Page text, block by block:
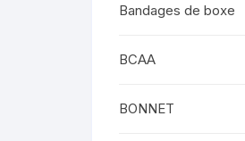
Bandages de boxe
BCAA
BONNET